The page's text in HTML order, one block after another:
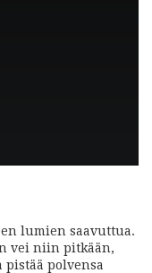
lumien saavuttua.
vei niin pitkään,
polvensa